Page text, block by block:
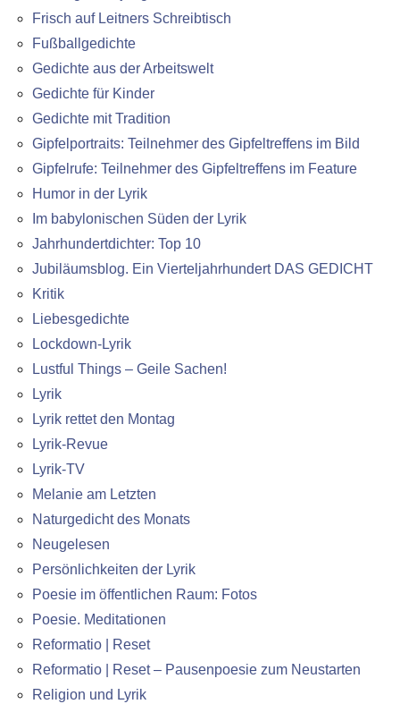
Frisch auf Leitners Schreibtisch
Fußballgedichte
Gedichte aus der Arbeitswelt
Gedichte für Kinder
Gedichte mit Tradition
Gipfelportraits: Teilnehmer des Gipfeltreffens im Bild
Gipfelrufe: Teilnehmer des Gipfeltreffens im Feature
Humor in der Lyrik
Im babylonischen Süden der Lyrik
Jahrhundertdichter: Top 10
Jubiläumsblog. Ein Vierteljahrhundert DAS GEDICHT
Kritik
Liebesgedichte
Lockdown-Lyrik
Lustful Things – Geile Sachen!
Lyrik
Lyrik rettet den Montag
Lyrik-Revue
Lyrik-TV
Melanie am Letzten
Naturgedicht des Monats
Neugelesen
Persönlichkeiten der Lyrik
Poesie im öffentlichen Raum: Fotos
Poesie. Meditationen
Reformatio | Reset
Reformatio | Reset – Pausenpoesie zum Neustarten
Religion und Lyrik